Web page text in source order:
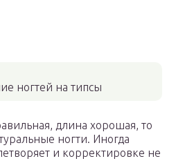
ногтей на типсы
длина хорошая, то
ногти. Иногда
и корректировке не